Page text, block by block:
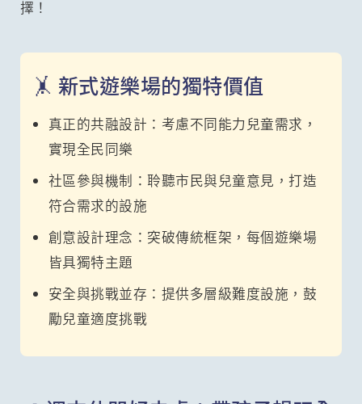
擇！
🤸 新式遊樂場的獨特價值
真正的共融設計：考慮不同能力兒童需求，
實現全民同樂
社區參與機制：聆聽市民與兒童意見，打造
符合需求的設施
創意設計理念：突破傳統框架，每個遊樂場
皆具獨特主題
安全與挑戰並存：提供多層級難度設施，鼓
勵兒童適度挑戰